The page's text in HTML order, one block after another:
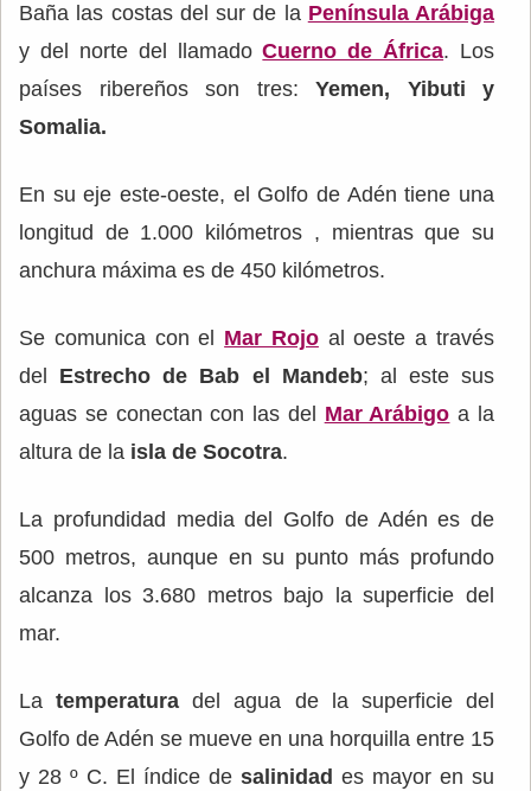
Baña las costas del sur de la Península Arábiga
y del norte del llamadoCuerno de África. Los
países ribereños son tres: Yemen, Yibuti y
Somalia.
En su eje este-oeste, el Golfo de Adén tiene una
longitud de 1.000 kilómetros , mientras que su
anchura máxima es de 450 kilómetros.
Se comunica con el Mar Rojoal oeste a través
del Estrecho de Bab el Mandeb; al este sus
aguas se conectan con las del Mar Arábigo a la
altura de la isla de Socotra.
La profundidad media del Golfo de Adén es de
500 metros, aunque en su punto más profundo
alcanza los 3.680 metros bajo la superficie del
mar.
La temperatura del agua de la superficie del
Golfo de Adén se mueve en una horquilla entre 15
y 28 º C. El índice de salinidad es mayor en su